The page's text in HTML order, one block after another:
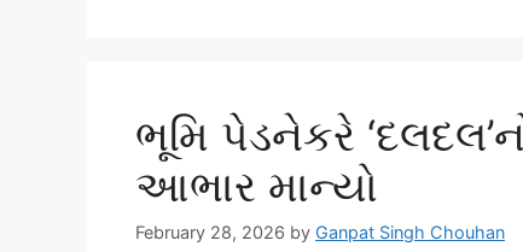
ભૂમિ પેડનેકરે
આભાર માન્યો
February 28, 2026 by Ganpat Singh Chouhan